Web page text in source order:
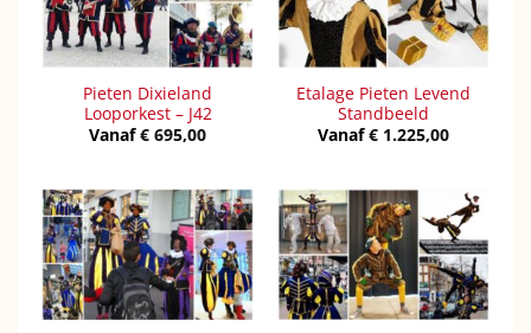
Pieten Dixieland
Looporkest – J42
Vanaf€ 695,00
Etalage Pieten Levend
Standbeeld
Vanaf€ 1.225,00